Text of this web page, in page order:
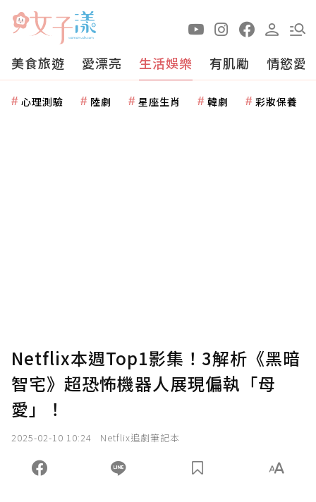
美食旅遊 愛漂亮 生活娛樂 有肌勵 情慾愛
心理測驗 陸劇 星座生肖 韓劇 彩妝保養
Netflix本週Top1影集！3解析《黑暗
智宅》超恐怖機器人展現偏執「母
愛」！
2025-02-10 10:24 Netflix追劇筆記本